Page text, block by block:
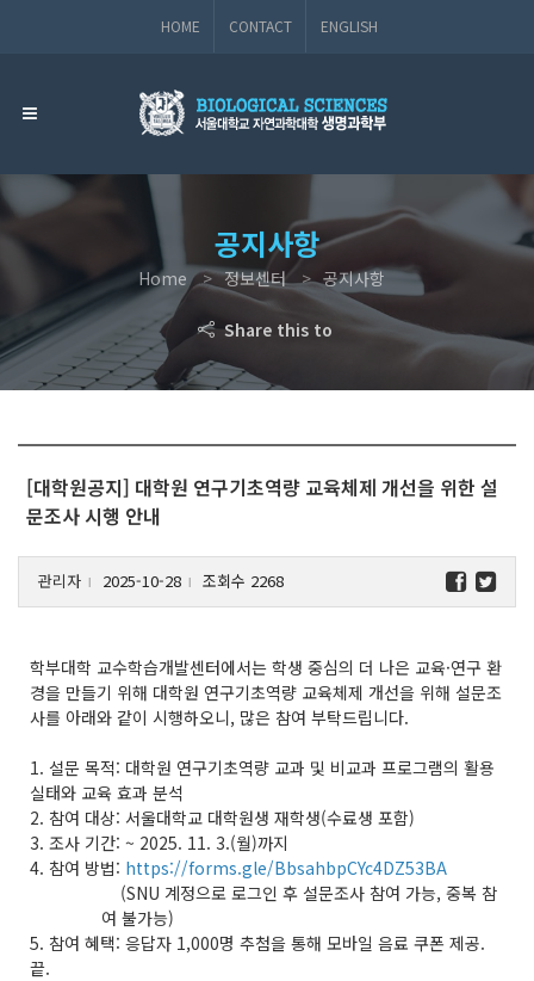
HOME CONTACT ENGLISH
공지사항
Home 정보센터 공지사항
Share this to
[대학원공지] 대학원 연구기초역량 교육체제 개선을 위한 설
문조사 시행 안내
관리자 l 2025-10-28 l 조회수 2268
학부대학 교수학습개발센터에서는 학생 중심의 더 나은 교육·연구 환
경을 만들기 위해 대학원 연구기초역량 교육체제 개선을 위해 설문조
사를 아래와 같이 시행하오니, 많은 참여 부탁드립니다.
1. 설문 목적: 대학원 연구기초역량 교과 및 비교과 프로그램의 활용
실태와 교육 효과 분석
2. 참여 대상: 서울대학교 대학원생 재학생(수료생 포함)
3. 조사 기간: ~ 2025. 11. 3.(월)까지
4. 참여 방법: https://forms.gle/BbsahbpCYc4DZ53BA
(SNU 계정으로 로그인 후 설문조사 참여 가능, 중복 참
여 불가능)
5. 참여 혜택: 응답자 1,000명 추첨을 통해 모바일 음료 쿠폰 제공.
끝.